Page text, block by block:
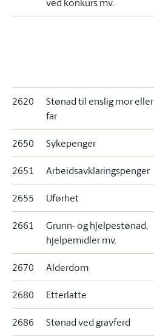
2620
Stønad til enslig mor eller
far
2650 Sykepenger
2651 Arbeidsavklaringspenger
2655 Uførhet
2661
Grunn- og hjelpestønad,
hjelpemidler mv.
2670 Alderdom
2680 Etterlatte
2686 Stønad ved gravferd